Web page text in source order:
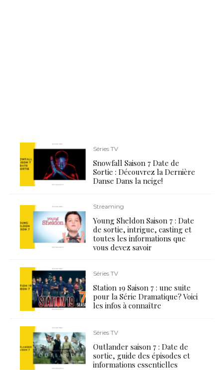
Séries TV
Snowfall Saison 7 Date de
Sortie : Découvrez la Dernière
Danse Dans la neige!
Streaming
Young Sheldon Saison 7 : Date
de sortie, intrigue, casting et
toutes les informations que
vous devez savoir
Séries TV
Station 19 Saison 7 : une suite
pour la Série Dramatique? Voici
les infos à connaître
Séries TV
Outlander saison 7 : Date de
sortie, guide des épisodes et
informations essentielles